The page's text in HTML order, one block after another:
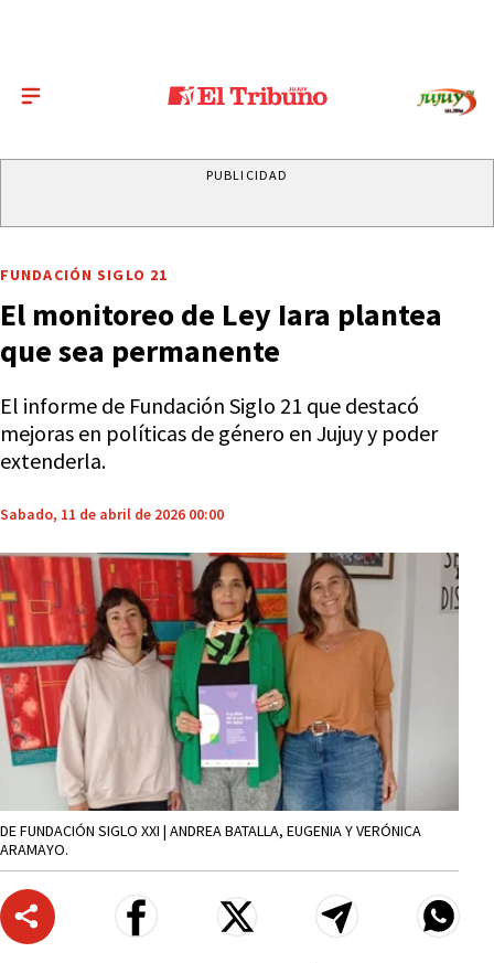
PUBLICIDAD
FUNDACIÓN SIGLO 21
El monitoreo de Ley Iara plantea
que sea permanente
El informe de Fundación Siglo 21 que destacó
mejoras en políticas de género en Jujuy y poder
extenderla.
Sabado, 11 de abril de 2026 00:00
DE FUNDACIÓN SIGLO XXI | ANDREA BATALLA, EUGENIA Y VERÓNICA
ARAMAYO.